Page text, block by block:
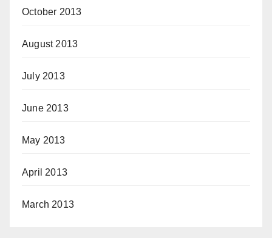
October 2013
August 2013
July 2013
June 2013
May 2013
April 2013
March 2013